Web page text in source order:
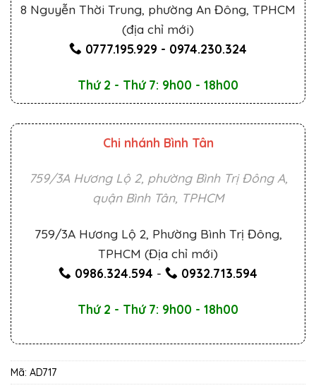
8 Nguyễn Thời Trung, phường An Đông, TPHCM
(địa chỉ mới)
0777.195.929 - 0974.230.324
Thứ 2 - Thứ 7: 9h00 - 18h00
Chi nhánh Bình Tân
759/3A Hương Lộ 2, phường Bình Trị Đông A,
quận Bình Tân, TPHCM
759/3A Hương Lộ 2, Phường Bình Trị Đông,
TPHCM (Địa chỉ mới)
0986.324.594 - 0932.713.594
Thứ 2 - Thứ 7: 9h00 - 18h00
Mã: AD717